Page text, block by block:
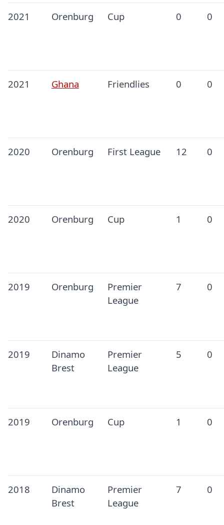
2021 Orenburg Cup 0 0
2021 Ghana Friendlies 0 0
2020 Orenburg First League 12 0
2020 Orenburg Cup 1 0
2019 Orenburg
Premier
League
7 0
2019
Dinamo
Brest
Premier
League
5 0
2019 Orenburg Cup 1 0
2018
Dinamo
Brest
Premier
League
7 0